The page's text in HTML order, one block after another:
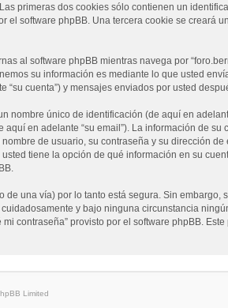
primeras dos cookies sólo contienen un
el software phpBB. Una tercera cookie se creará
al software phpBB mientras navega por
su información es mediante lo que usted
“su cuenta”) y mensajes enviados por usted
nombre único de identificación (de aquí en
en adelante “su email”). La información de
de usuario, su contraseña y su dirección
usted tiene la opción de qué información en su
de una vía) por lo tanto está segura. Sin
y bajo ninguna circunstancia
contraseña” provisto por el software phpBB.
Limited